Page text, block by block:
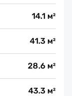
14.1 м²
41.3 м²
28.6 м²
43.3 м²